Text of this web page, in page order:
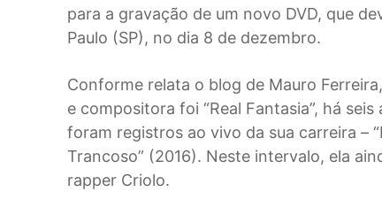
para a gravação de um novo DVD, que
Paulo (SP), no dia 8 de dezembro.
Conforme relata o blog de Mauro
e compositora foi “Real Fantasia”, há
foram registros ao vivo da sua carreira –
Trancoso” (2016). Neste intervalo, ela
rapper Criolo.